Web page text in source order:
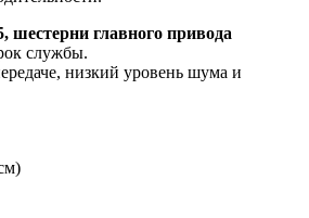
шестерни главного привода
службы.
низкий уровень шума и